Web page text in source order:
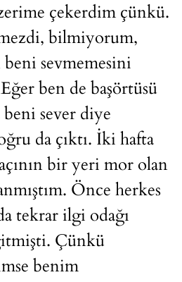
çekerdim çünkü.
bilmiyorum,
beni sevmemesini
ben de başörtüsü
beni sever diye
da çıktı. İki hafta
bir yeri mor olan
Önce herkes
tekrar ilgi odağı
Çünkü
benim